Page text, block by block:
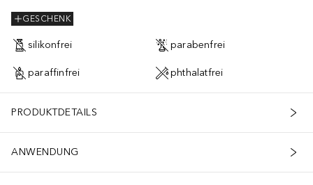
GESCHENK
silikonfrei parabenfrei
paraffinfrei phthalatfrei
PRODUKTDETAILS
ANWENDUNG